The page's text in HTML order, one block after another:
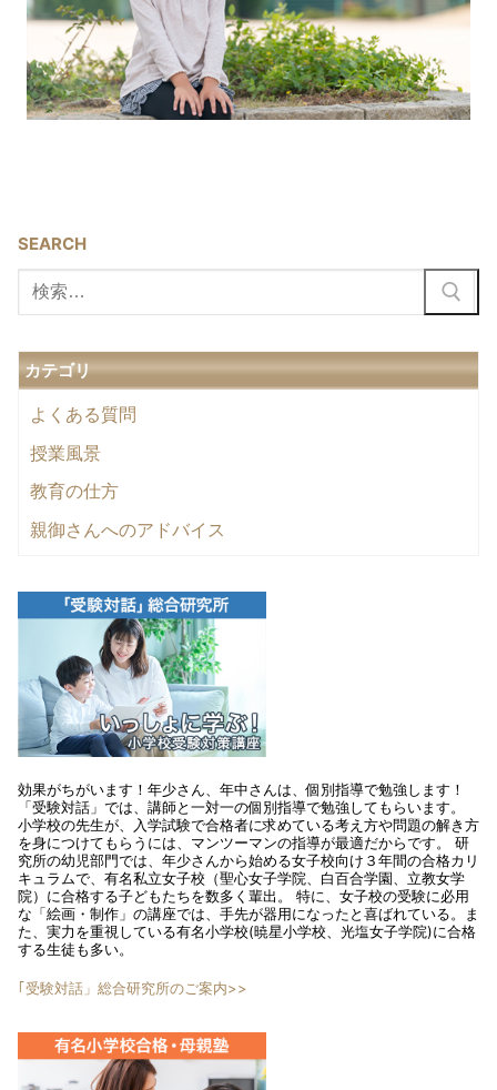
SEARCH
検
索:
カテゴリ
よくある質問
授業風景
教育の仕方
親御さんへのアドバイス
効果がちがいます！年少さん、年中さんは、個別指導で勉強します！
「受験対話」では、講師と一対一の個別指導で勉強してもらいます。
小学校の先生が、入学試験で合格者に求めている考え方や問題の解き方
を身につけてもらうには、マンツーマンの指導が最適だからです。 研
究所の幼児部門では、年少さんから始める女子校向け３年間の合格カリ
キュラムで、有名私立女子校（聖心女子学院、白百合学園、立教女学
院）に合格する子どもたちを数多く輩出。 特に、女子校の受験に必用
な「絵画・制作」の講座では、手先が器用になったと喜ばれている。ま
た、実力を重視している有名小学校(暁星小学校、光塩女子学院)に合格
する生徒も多い。
｢受験対話」総合研究所のご案内>>